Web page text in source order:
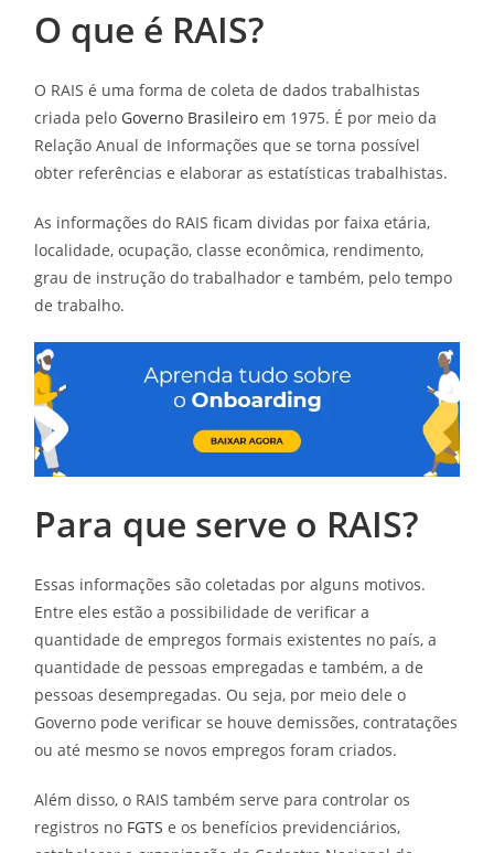
O que é RAIS?
O RAIS é uma forma de coleta de dados trabalhistas
criada pelo Governo Brasileiro em 1975. É por meio da
Relação Anual de Informações que se torna possível
obter referências e elaborar as estatísticas trabalhistas.
As informações do RAIS ficam dividas por faixa etária,
localidade, ocupação, classe econômica, rendimento,
grau de instrução do trabalhador e também, pelo tempo
de trabalho.
Para que serve o RAIS?
Essas informações são coletadas por alguns motivos.
Entre eles estão a possibilidade de verificar a
quantidade de empregos formais existentes no país, a
quantidade de pessoas empregadas e também, a de
pessoas desempregadas. Ou seja, por meio dele o
Governo pode verificar se houve demissões, contratações
ou até mesmo se novos empregos foram criados.
Além disso, o RAIS também serve para controlar os
registros no FGTS e os benefícios previdenciários,